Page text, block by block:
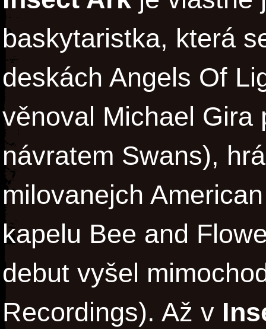
baskytaristka, která
deskách Angels Of
věnoval Michael Gira
návratem Swans),
milovanejch
kapelu Bee and
debut vyšel
Recordings). Až v